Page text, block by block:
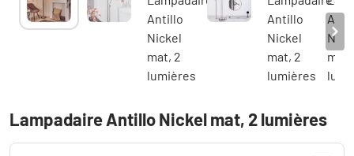
Lampadaire Antillo Nickel mat, 2 lumières